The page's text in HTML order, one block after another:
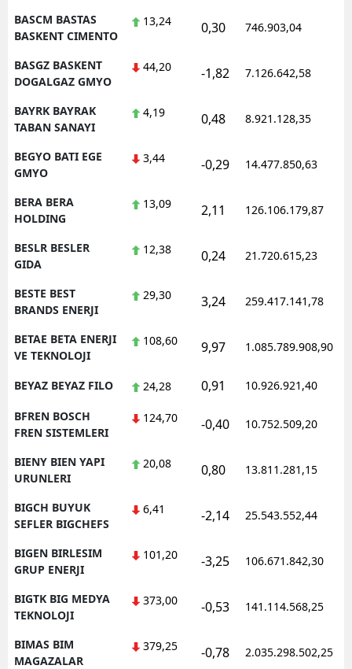
BASCM BASTAS
BASKENT CIMENTO
13,24 0,30 746.903,04
BASGZ BASKENT
DOGALGAZ GMYO
44,20 -1,82 7.126.642,58
BAYRK BAYRAK
TABAN SANAYI
4,19 0,48 8.921.128,35
BEGYO BATI EGE
GMYO
3,44 -0,29 14.477.850,63
BERA BERA
HOLDING
13,09 2,11 126.106.179,87
BESLR BESLER
GIDA
12,38 0,24 21.720.615,23
BESTE BEST
BRANDS ENERJI
29,30 3,24 259.417.141,78
BETAE BETA ENERJI
VE TEKNOLOJI
108,60 9,97 1.085.789.908,90
BEYAZ BEYAZ FILO 24,28 0,91 10.926.921,40
BFREN BOSCH
FREN SISTEMLERI
124,70 -0,40 10.752.509,20
BIENY BIEN YAPI
URUNLERI
20,08 0,80 13.811.281,15
BIGCH BUYUK
SEFLER BIGCHEFS
6,41 -2,14 25.543.552,44
BIGEN BIRLESIM
GRUP ENERJI
101,20 -3,25 106.671.842,30
BIGTK BIG MEDYA
TEKNOLOJI
373,00 -0,53 141.114.568,25
BIMAS BIM
MAGAZALAR
379,25 -0,78 2.035.298.502,25